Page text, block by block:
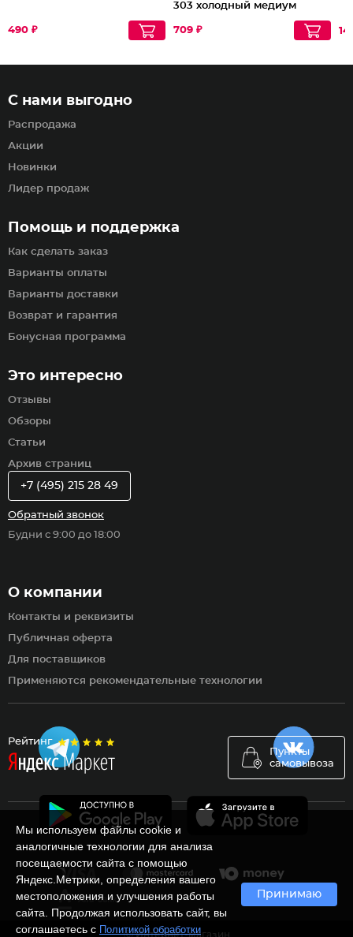
490 ₽
303 холодный медиум
709 ₽
Рейтинг
Пункты
самовывоза
Помощь и поддержка
Как сделать заказ
Варианты оплаты
Варианты доставки
Возврат и гарантия
Бонусная программа
С нами выгодно
Распродажа
Акции
Новинки
Лидер продаж
Это интересно
Отзывы
Обзоры
Статьи
Архив страниц
О компании
Контакты и реквизиты
Публичная оферта
Для поставщиков
Применяются рекомендательные технологии
+7 (495) 215 28 49
Обратный звонок
Будни с 9:00 до 18:00
Мы используем файлы cookie и
аналогичные технологии для анализа
посещаемости сайта с помощью
Яндекс.Метрики, определения вашего
местоположения и улучшения работы
сайта. Продолжая использовать сайт, вы
соглашаетесь с Политикой обработки
Принимаю
Ⓒ Интернет-магазин